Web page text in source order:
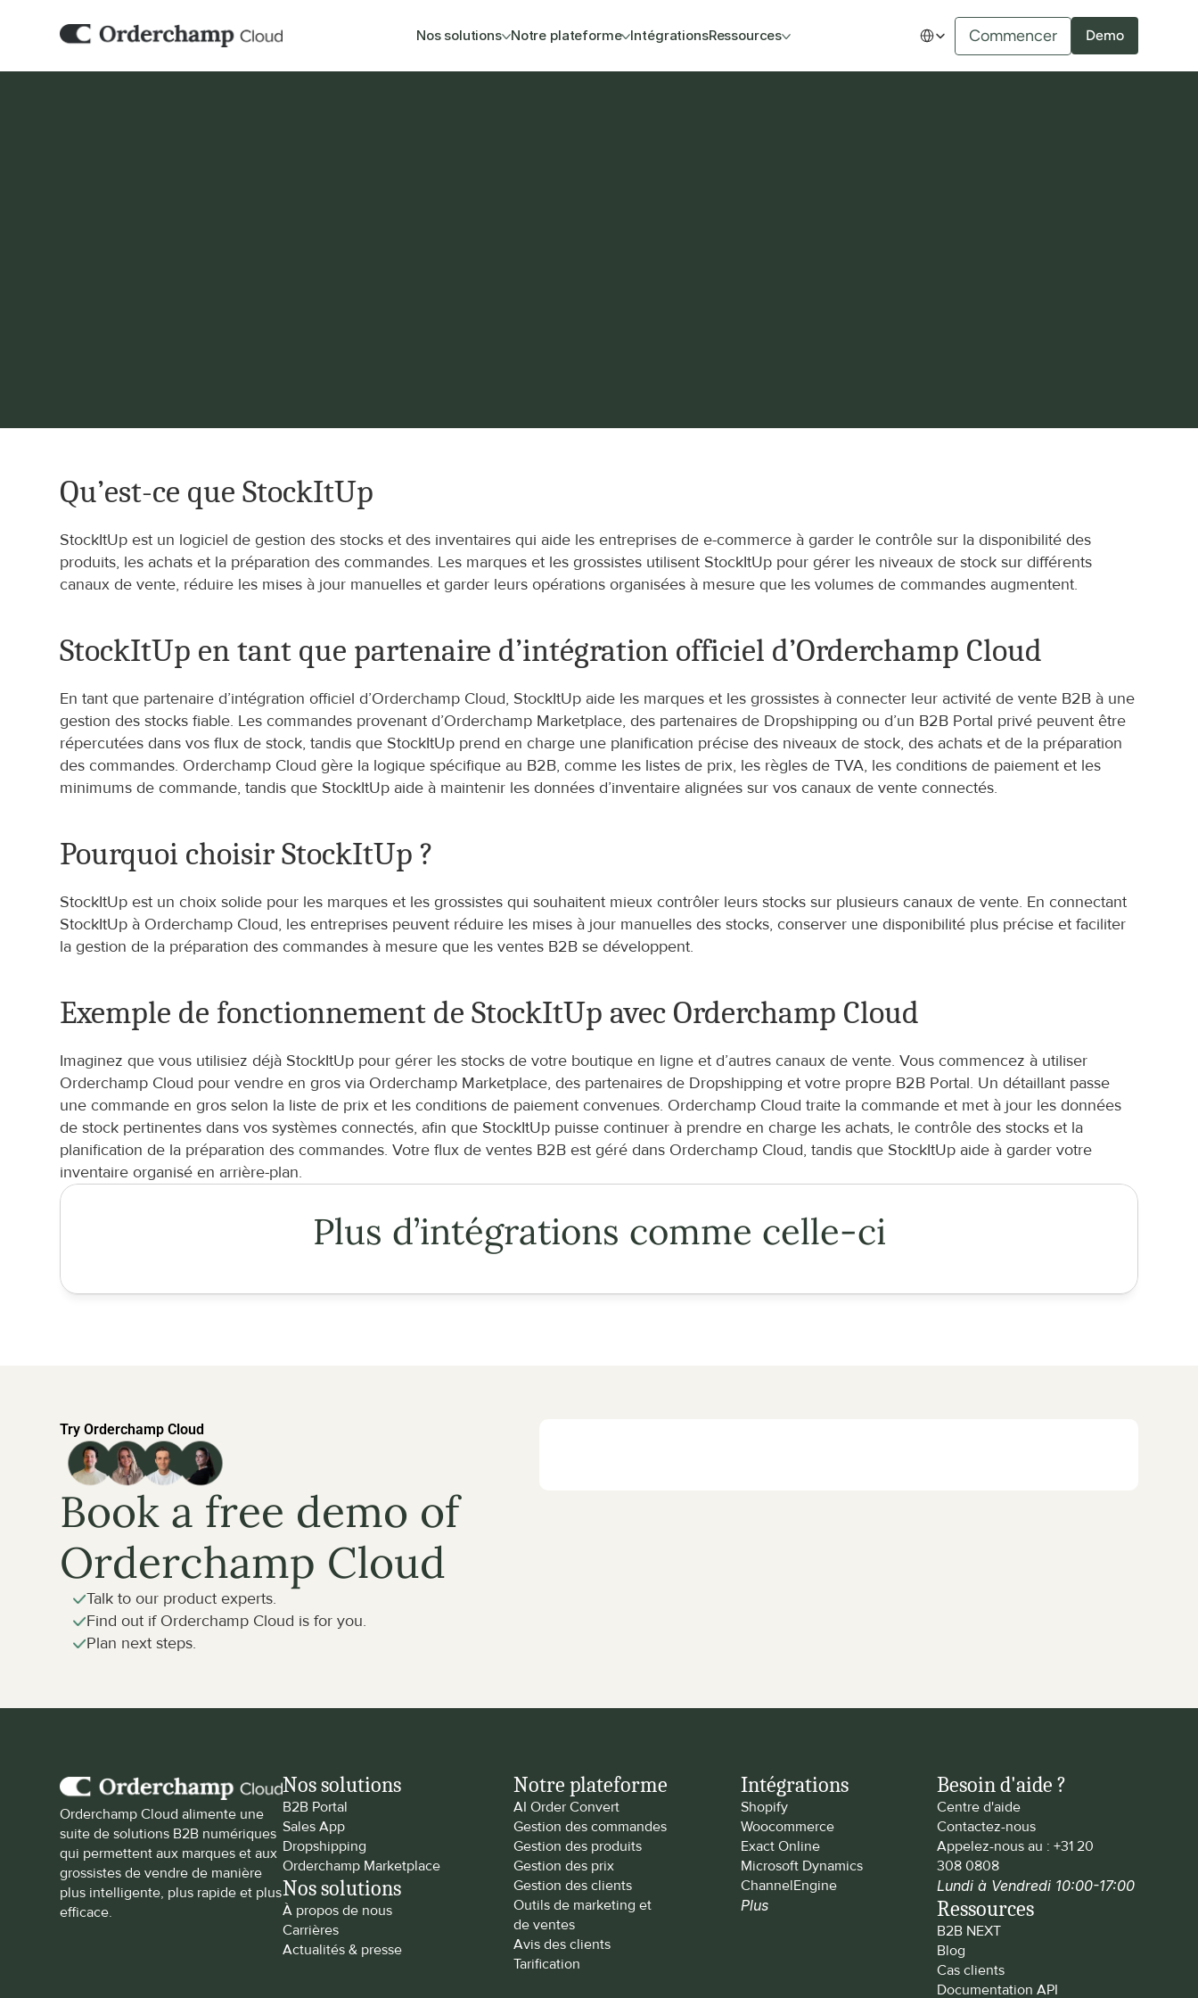
Nos solutions Notre plateforme IntégrationsRessources
Select Language
Commencer Demo
Qu’est-ce que StockItUp
StockItUp est un logiciel de gestion des stocks et des inventaires qui aide les entreprises de e-commerce à garder le contrôle sur la disponibilité des
produits, les achats et la préparation des commandes. Les marques et les grossistes utilisent StockItUp pour gérer les niveaux de stock sur différents
canaux de vente, réduire les mises à jour manuelles et garder leurs opérations organisées à mesure que les volumes de commandes augmentent.
StockItUp en tant que partenaire d’intégration officiel d’Orderchamp Cloud
En tant que partenaire d’intégration officiel d’Orderchamp Cloud, StockItUp aide les marques et les grossistes à connecter leur activité de vente B2B à une
gestion des stocks fiable. Les commandes provenant d’Orderchamp Marketplace, des partenaires de Dropshipping ou d’un B2B Portal privé peuvent être
répercutées dans vos flux de stock, tandis que StockItUp prend en charge une planification précise des niveaux de stock, des achats et de la préparation
des commandes. Orderchamp Cloud gère la logique spécifique au B2B, comme les listes de prix, les règles de TVA, les conditions de paiement et les
minimums de commande, tandis que StockItUp aide à maintenir les données d’inventaire alignées sur vos canaux de vente connectés.
Pourquoi choisir StockItUp ?
StockItUp est un choix solide pour les marques et les grossistes qui souhaitent mieux contrôler leurs stocks sur plusieurs canaux de vente. En connectant
StockItUp à Orderchamp Cloud, les entreprises peuvent réduire les mises à jour manuelles des stocks, conserver une disponibilité plus précise et faciliter
la gestion de la préparation des commandes à mesure que les ventes B2B se développent.
Exemple de fonctionnement de StockItUp avec Orderchamp Cloud
Imaginez que vous utilisiez déjà StockItUp pour gérer les stocks de votre boutique en ligne et d’autres canaux de vente. Vous commencez à utiliser
Orderchamp Cloud pour vendre en gros via Orderchamp Marketplace, des partenaires de Dropshipping et votre propre B2B Portal. Un détaillant passe
une commande en gros selon la liste de prix et les conditions de paiement convenues. Orderchamp Cloud traite la commande et met à jour les données
de stock pertinentes dans vos systèmes connectés, afin que StockItUp puisse continuer à prendre en charge les achats, le contrôle des stocks et la
planification de la préparation des commandes. Votre flux de ventes B2B est géré dans Orderchamp Cloud, tandis que StockItUp aide à garder votre
inventaire organisé en arrière-plan.
Plus d’intégrations comme celle-ci
Try Orderchamp Cloud
Book a free demo of
Orderchamp Cloud
Talk to our product experts.
Find out if Orderchamp Cloud is for you.
Plan next steps.
Orderchamp Cloud alimente une
suite de solutions B2B numériques
qui permettent aux marques et aux
grossistes de vendre de manière
plus intelligente, plus rapide et plus
efficace.
Nos solutions
B2B Portal
Sales App
Dropshipping
Orderchamp Marketplace
Nos solutions
À propos de nous
Carrières
Actualités & presse
Notre plateforme
AI Order Convert
Gestion des commandes
Gestion des produits
Gestion des prix
Gestion des clients
Outils de marketing et
de ventes
Avis des clients
Tarification
Intégrations
Shopify
Woocommerce
Exact Online
Microsoft Dynamics
ChannelEngine
Plus
Besoin d'aide ?
Centre d'aide
Contactez-nous
Appelez-nous au : +31 20
308 0808
Lundi à Vendredi 10:00-17:00
Ressources
B2B NEXT
Blog
Cas clients
Documentation API